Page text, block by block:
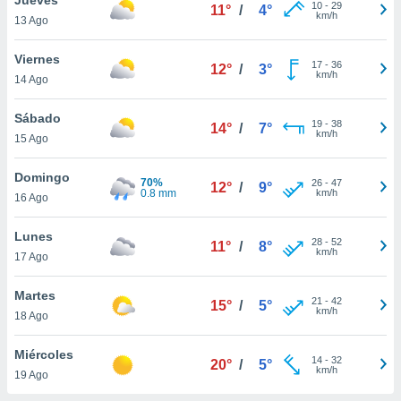
en
más
nuestra
de
cookies
aceptar
13 Ago
11° / 4° 10- 29
km/h
Viernes
14 Ago
12° / 3° 17- 36
km/h
Sábado
15 Ago
14° / 7° 19- 38
km/h
Domingo
16 Ago
70%
0.8 mm
12° / 9° 26- 47
km/h
Lunes
17 Ago
11° / 8° 28- 52
km/h
Martes
18 Ago
15° / 5° 21 - 42
km/h
Miércoles
19 Ago
20° / 5° 14- 32
km/h